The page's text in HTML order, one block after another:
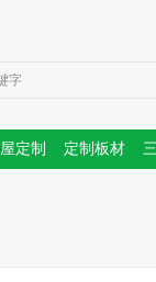
定制 定制板材